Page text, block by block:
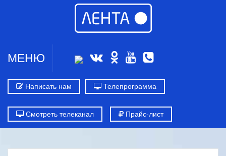
МЕНЮ
Написать нам Телепрограмма
Смотреть телеканал Прайс-лист